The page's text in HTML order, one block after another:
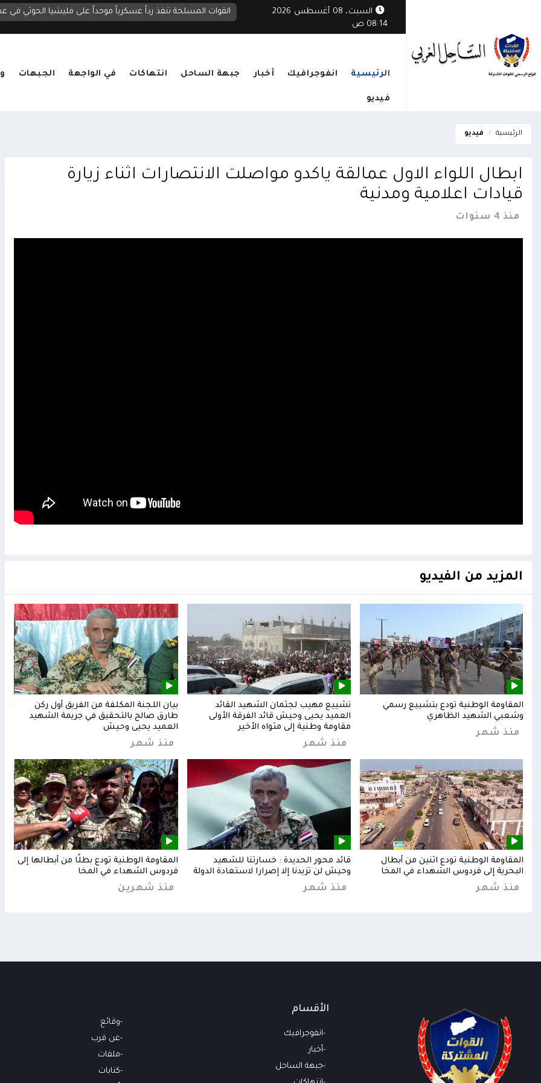
السبت، 08 أغسطس 2026
08:14 ص
القوات المسلحة تنفذ رداً عسكرياً موحداً على مليشيا الحوثي في
الرئيسية انفوجرافيك أخبار جبهة الساحل انتهاكات في الواجهة الجبهات
فيديو
الرئيسية فيديو
ابطال اللواء الاول عمالقة ياكدو مواصلت الانتصارات اثناء زيارة
قيادات اعلامية ومدنية
منذ 4 سنوات
المزيد من الفيديو
المقاومة الوطنية تودع بتشييع رسمي
وشعبي الشهيد الظاهري
منذ شهر
تشييع مهيب لجثمان الشهيد القائد
العميد يحيى وحيش قائد الفرقة الأولى
مقاومة وطنية إلى مثواه الأخير
منذ شهر
بيان اللجنة المكلفة من الفريق أول ركن
طارق صالح بالتحقيق في جريمة الشهيد
العميد يحيى وحيش
منذ شهر
المقاومة الوطنية تودع اثنين من أبطال
البحرية إلى فردوس الشهداء في المخا
منذ شهر
قائد محور الحديدة : خسارتنا للشهيد
وحيش لن تزيدنا إلا إصرارا لاستعادة الدولة
منذ شهر
المقاومة الوطنية تودع بطلًا من أبطالها إلى
فردوس الشهداء في المخا
منذ شهرين
الأقسام
انفوجرافيك
أخبار
جبهة الساحل
وقائع
عن قرب
ملفات
كتابات